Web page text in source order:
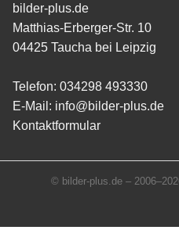
bilder-plus.de
Matthias-Erberger-Str. 10
04425 Taucha bei Leipzig
Telefon: 034298 493330
E-Mail: info@bilder-plus.de
Kontaktformular
© bilder-plus.de –